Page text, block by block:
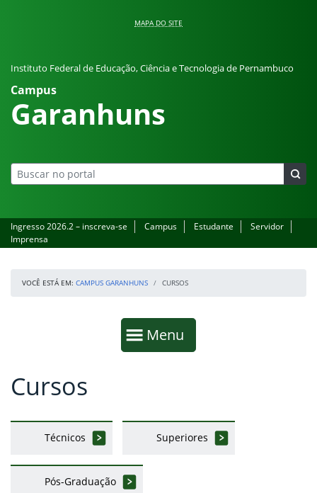
MAPA DO SITE
Instituto Federal de Educação, Ciência e Tecnologia de Pernambuco
Campus
Garanhuns
Ingresso 2026.2 – inscreva-se Campus Estudante
Servidor
Imprensa
VOCÊ ESTÁ EM: CAMPUS GARANHUNS CURSOS
Mostrar
Menu
Fim da navegação
Início do conteúdo
Cursos
Técnicos Superiores
Pós-Graduação